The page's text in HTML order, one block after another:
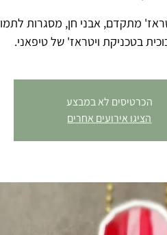
מתקדם, אבני חן, מסגרות
בטכניקת ויטראז' של טיפאני.
הכרטיסים לא במבצע
הציגו אירועים אחרים